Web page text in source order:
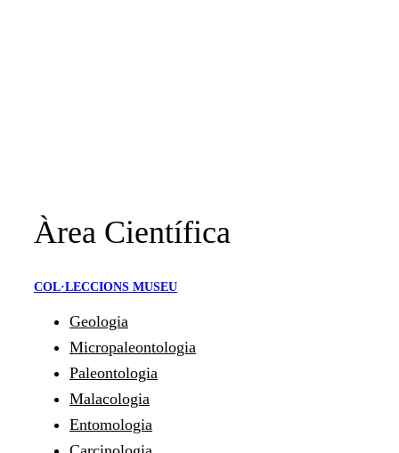
Àrea Científica
COL·LECCIONS MUSEU
Geologia
Micropaleontologia
Paleontologia
Malacologia
Entomologia